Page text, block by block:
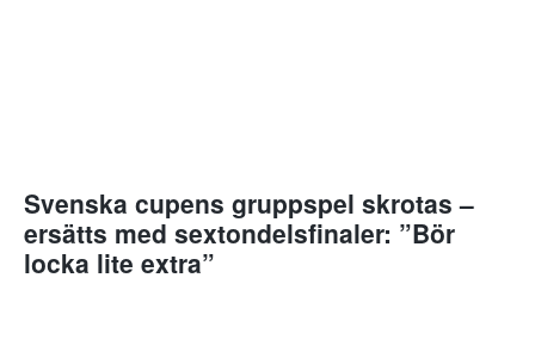
Svenska cupens gruppspel skrotas –
ersätts med sextondelsfinaler: ”Bör
locka lite extra”